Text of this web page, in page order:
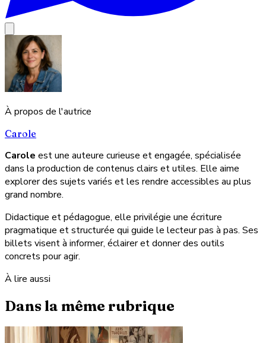
À propos de l'autrice
Carole
Carole est une auteure curieuse et engagée, spécialisée
dans la production de contenus clairs et utiles. Elle aime
explorer des sujets variés et les rendre accessibles au plus
grand nombre.
Didactique et pédagogue, elle privilégie une écriture
pragmatique et structurée qui guide le lecteur pas à pas. Ses
billets visent à informer, éclairer et donner des outils
concrets pour agir.
À lire aussi
Dans la même rubrique